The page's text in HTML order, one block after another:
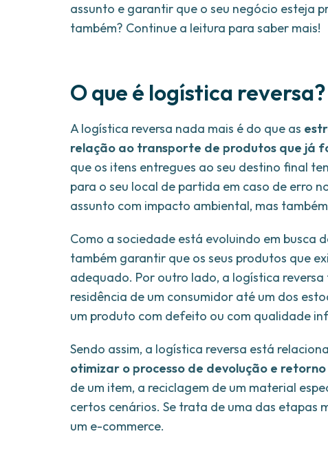
assunto e garantir que o seu negócio esteja
também? Continue a leitura para saber mais!
O que é logística reversa?
A logística reversa nada mais é do que as
relação ao transporte de produtos que já
que os itens entregues ao seu destino final
para o seu local de partida em caso de erro
assunto com impacto ambiental, mas
Como a sociedade está evoluindo em busca
também garantir que os seus produtos que
adequado. Por outro lado, a logística
residência de um consumidor até um dos
um produto com defeito ou com qualidade
Sendo assim, a logística reversa está
otimizar o processo de devolução e
de um item, a reciclagem de um material
certos cenários. Se trata de uma das etapas
um e-commerce.